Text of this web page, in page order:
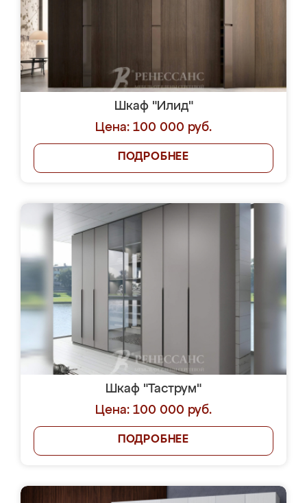
Шкаф "Илид"
Цена: 100 000 руб.
ПОДРОБНЕЕ
Шкаф "Таструм"
Цена: 100 000 руб.
ПОДРОБНЕЕ